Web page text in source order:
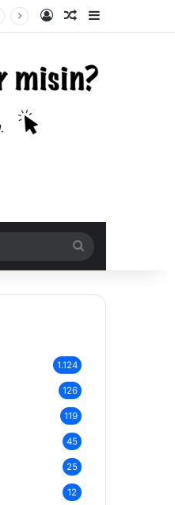
Kayıt OlRastgele Makale
Kenar
yap
1.124
126
119
45
25
12